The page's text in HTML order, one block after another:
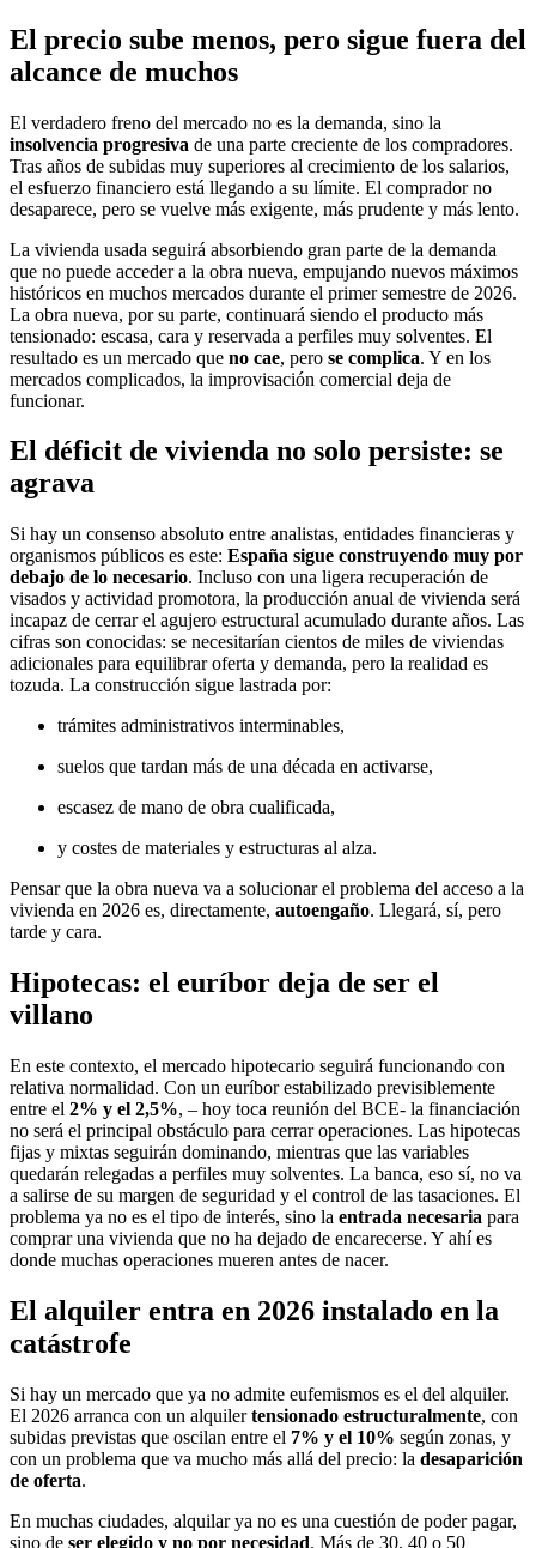
El precio sube menos, pero sigue fuera del
alcance de muchos
El verdadero freno del mercado no es la demanda, sino la
insolvencia progresiva de una parte creciente de los compradores.
Tras años de subidas muy superiores al crecimiento de los salarios,
el esfuerzo financiero está llegando a su límite. El comprador no
desaparece, pero se vuelve más exigente, más prudente y más lento.
La vivienda usada seguirá absorbiendo gran parte de la demanda
que no puede acceder a la obra nueva, empujando nuevos máximos
históricos en muchos mercados durante el primer semestre de 2026.
La obra nueva, por su parte, continuará siendo el producto más
tensionado: escasa, cara y reservada a perfiles muy solventes. El
resultado es un mercado que no cae, pero se complica. Y en los
mercados complicados, la improvisación comercial deja de
funcionar.
El déficit de vivienda no solo persiste: se
agrava
Si hay un consenso absoluto entre analistas, entidades financieras y
organismos públicos es este: España sigue construyendo muy por
debajo de lo necesario. Incluso con una ligera recuperación de
visados y actividad promotora, la producción anual de vivienda será
incapaz de cerrar el agujero estructural acumulado durante años. Las
cifras son conocidas: se necesitarían cientos de miles de viviendas
adicionales para equilibrar oferta y demanda, pero la realidad es
tozuda. La construcción sigue lastrada por:
trámites administrativos interminables,
suelos que tardan más de una década en activarse,
escasez de mano de obra cualificada,
y costes de materiales y estructuras al alza.
Pensar que la obra nueva va a solucionar el problema del acceso a la
vivienda en 2026 es, directamente, autoengaño. Llegará, sí, pero
tarde y cara.
Hipotecas: el euríbor deja de ser el
villano
En este contexto, el mercado hipotecario seguirá funcionando con
relativa normalidad. Con un euríbor estabilizado previsiblemente
entre el 2% y el 2,5%, – hoy toca reunión del BCE- la financiación
no será el principal obstáculo para cerrar operaciones. Las hipotecas
fijas y mixtas seguirán dominando, mientras que las variables
quedarán relegadas a perfiles muy solventes. La banca, eso sí, no va
a salirse de su margen de seguridad y el control de las tasaciones. El
problema ya no es el tipo de interés, sino la entrada necesaria para
comprar una vivienda que no ha dejado de encarecerse. Y ahí es
donde muchas operaciones mueren antes de nacer.
El alquiler entra en 2026 instalado en la
catástrofe
Si hay un mercado que ya no admite eufemismos es el del alquiler.
El 2026 arranca con un alquilertensionado estructuralmente, con
subidas previstas que oscilan entre el 7% y el 10% según zonas, y
con un problema que va mucho más allá del precio: la desaparición
de oferta.
En muchas ciudades, alquilar ya no es una cuestión de poder pagar,
sino de ser elegido y no por necesidad. Más de 30, 40 o 50